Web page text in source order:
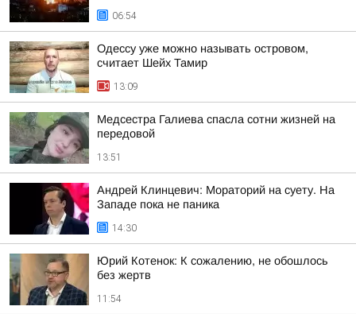
06:54
Одессу уже можно называть островом,
считает Шейх Тамир
13:09
Медсестра Галиева спасла сотни жизней на
передовой
13:51
Андрей Клинцевич: Мораторий на суету. На
Западе пока не паника
14:30
Юрий Котенок: К сожалению, не обошлось
без жертв
11:54